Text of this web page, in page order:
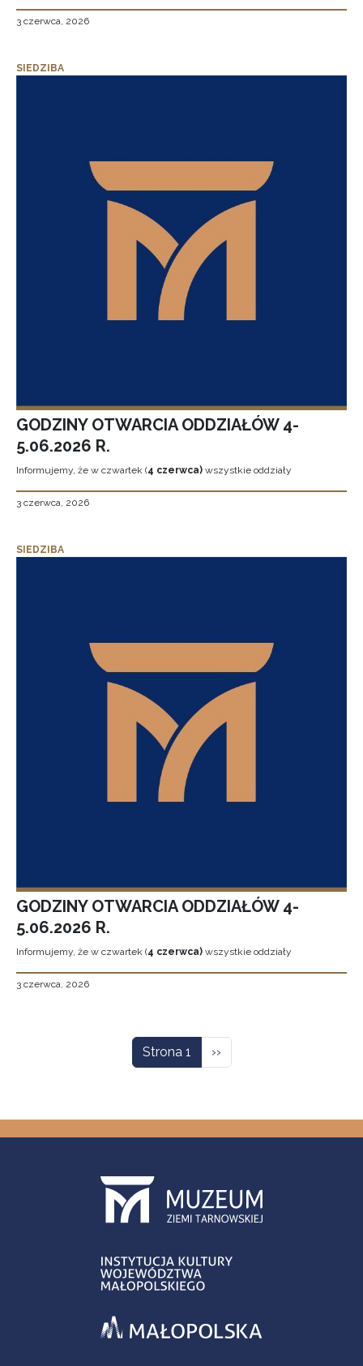
3 czerwca, 2026
SIEDZIBA
GODZINY OTWARCIA ODDZIAŁÓW 4-
5.06.2026 R.
Informujemy, że w czwartek (4 czerwca) wszystkie oddziały
3 czerwca, 2026
SIEDZIBA
GODZINY OTWARCIA ODDZIAŁÓW 4-
5.06.2026 R.
Informujemy, że w czwartek (4 czerwca) wszystkie oddziały
3 czerwca, 2026
Strona 1 Następna strona
››